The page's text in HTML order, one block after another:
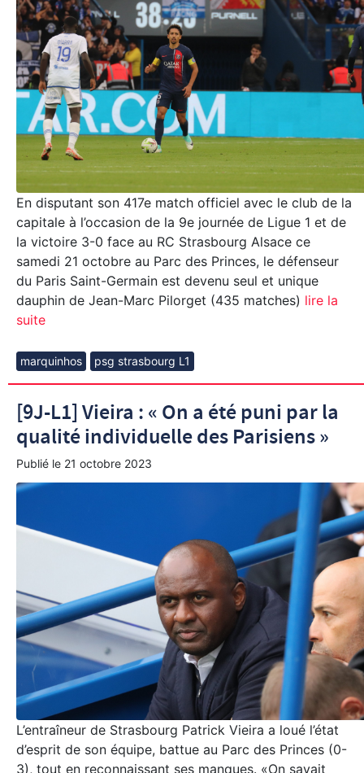
En disputant son 417e match officiel avec le club de la
capitale à l’occasion de la 9e journée de Ligue 1 et de
la victoire 3-0 face au RC Strasbourg Alsace ce
samedi 21 octobre au Parc des Princes, le défenseur
du Paris Saint-Germain est devenu seul et unique
dauphin de Jean-Marc Pilorget (435 matches) lire la
suite
marquinhos psg strasbourg L1
[9J-L1] Vieira : « On a été puni par la
qualité individuelle des Parisiens »
Publié le 21 octobre 2023
L’entraîneur de Strasbourg Patrick Vieira a loué l’état
d’esprit de son équipe, battue au Parc des Princes (0-
3), tout en reconnaissant ses manques. «On savait